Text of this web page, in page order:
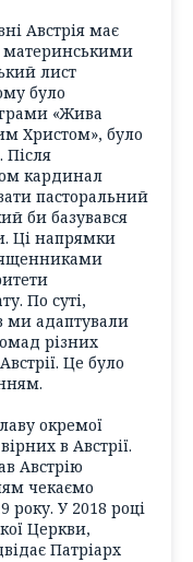
Австрія має
материнськими
лист
було
«Жива
Христом», було
кардинал
пасторальний
би базувався
Ці напрямки
По суті,
ми адаптували
різних
Це було
окремої
в Австрії.
Австрію
чекаємо
року. У 2018 році
Церкви,
Патріарх